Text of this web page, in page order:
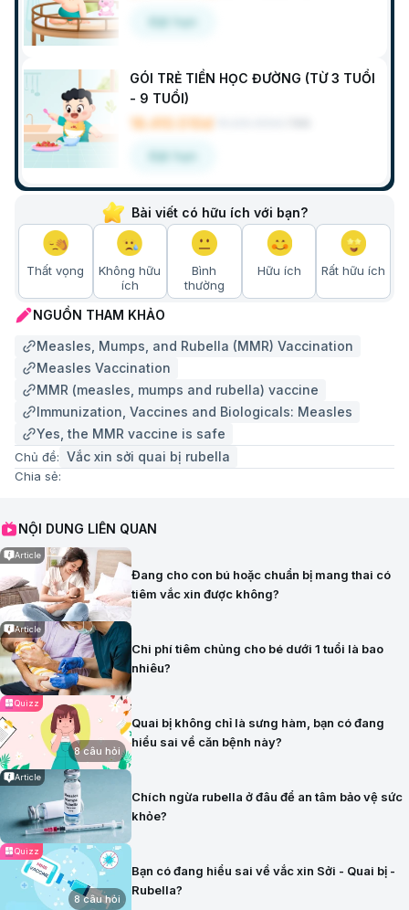
Đặt hẹn
GÓI TRẺ TIỀN HỌC ĐƯỜNG (TỪ 3 TUỔI
- 9 TUỔI)
18.410.510đ
Đặt hẹn
Bài viết có hữu ích với bạn?
Thất vọng
Không hữu
ích
Bình
thường
Hữu ích Rất hữu ích
NGUỒN THAM KHẢO
Measles, Mumps, and Rubella (MMR) Vaccination
Measles Vaccination
MMR (measles, mumps and rubella) vaccine
Immunization, Vaccines and Biologicals: Measles
Yes, the MMR vaccine is safe
Chủ đề: Vắc xin sởi quai bị rubella
Chia sẻ:
NỘI DUNG LIÊN QUAN
Article
Đang cho con bú hoặc chuẩn bị mang thai có
tiêm vắc xin được không?
Article
Chi phí tiêm chủng cho bé dưới 1 tuổi là bao
nhiêu?
Quizz
8 câu hỏi
Quai bị không chỉ là sưng hàm, bạn có đang
hiểu sai về căn bệnh này?
Article
Chích ngừa rubella ở đâu để an tâm bảo vệ sức
khỏe?
Quizz
8 câu hỏi
Bạn có đang hiểu sai về vắc xin Sởi - Quai bị -
Rubella?